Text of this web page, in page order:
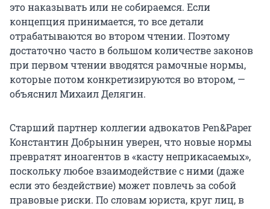
это наказывать или не собираемся. Если
концепция принимается, то все детали
отрабатываются во втором чтении. Поэтому
достаточно часто в большом количестве законов
при первом чтении вводятся рамочные нормы,
которые потом конкретизируются во втором, —
объяснил Михаил Делягин.
Старший партнер коллегии адвокатов Pen&Paper
Константин Добрынин уверен, что новые нормы
превратят иноагентов в «касту неприкасаемых»,
поскольку любое взаимодействие с ними (даже
если это бездействие) может повлечь за собой
правовые риски. По словам юриста, круг лиц, в